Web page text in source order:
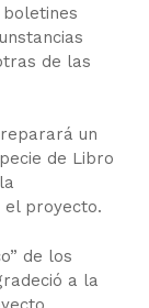
de las
un
de Libro
el proyecto.
de los
a la